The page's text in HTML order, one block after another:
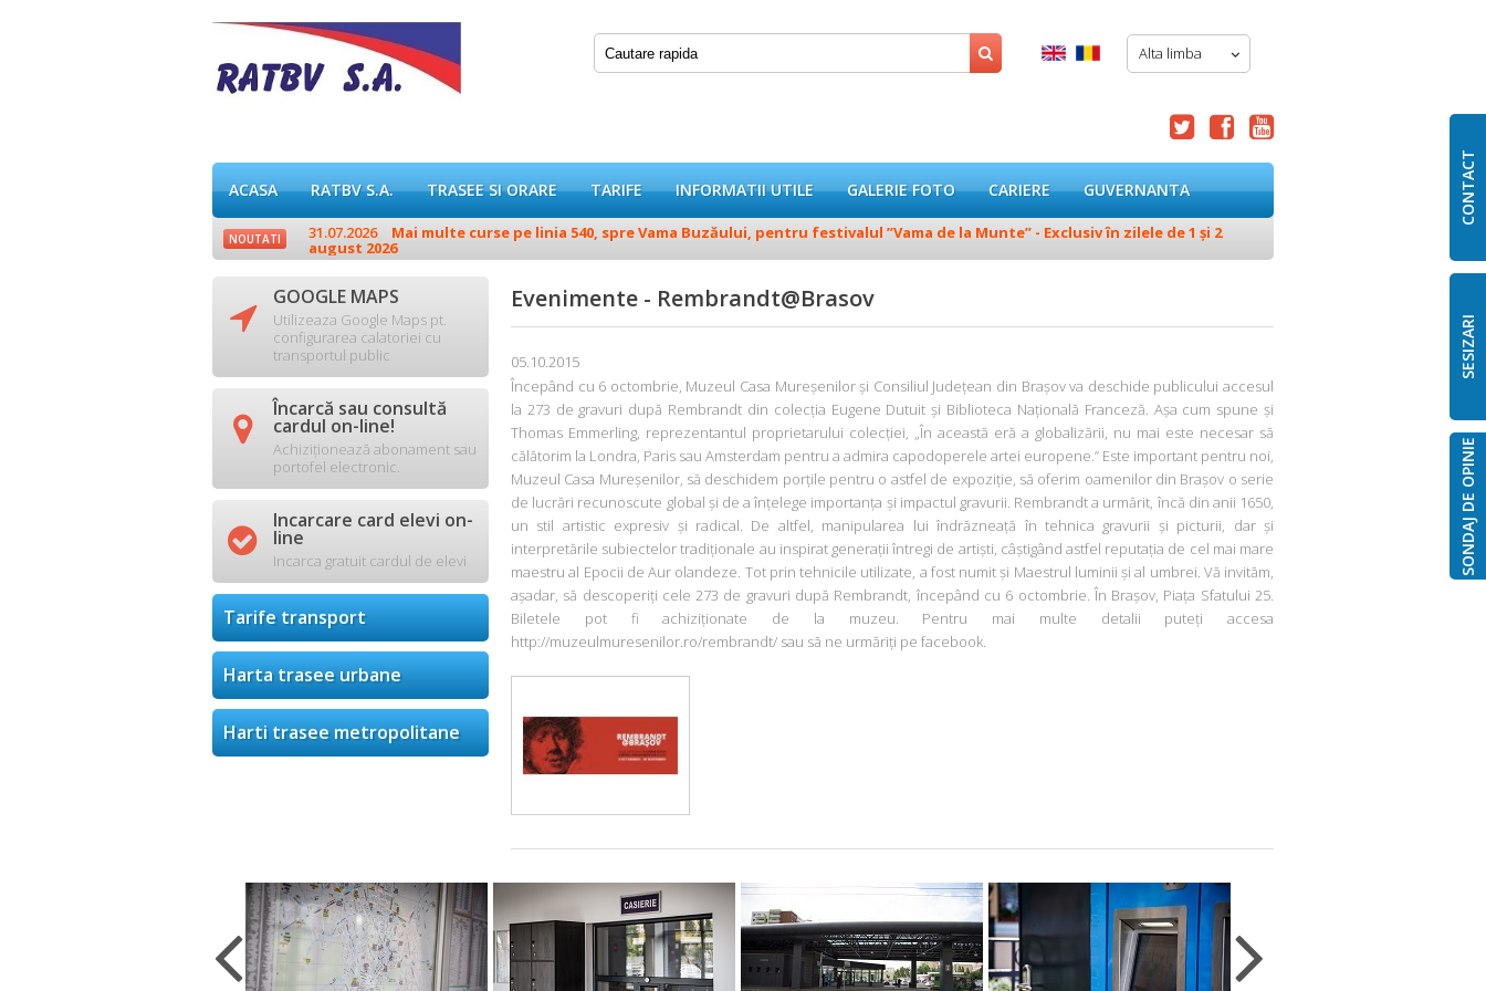
CONTACT
SESIZARI
SONDAJ DE OPINIE
 Alta limba
  
ACASA RATBV S.A. TRASEE SI ORARE TARIFE INFORMATII UTILE GALERIE FOTO CARIERE GUVERNANTA
NOUTATI 31.07.2026 Mai multe curse pe linia 540, spre Vama Buzăului, pentru festivalul ”Vama de la Munte” - Exclusiv în zilele de 1 și 2
august 2026
 GOOGLE MAPS
Utilizeaza Google Maps pt.
configurarea calatoriei cu
transportul public
 Încarcă sau consultă
cardul on-line!
Achiziționează abonament sau
portofel electronic.
 Incarcare card elevi on-
line
Incarca gratuit cardul de elevi
Tarife transport
Harta trasee urbane
Harti trasee metropolitane
Evenimente - Rembrandt@Brasov
05.10.2015
Începând cu 6 octombrie, Muzeul Casa Mureșenilor și Consiliul Județean din Brașov va deschide publicului accesul
la 273 de gravuri după Rembrandt din colecția Eugene Dutuit și Biblioteca Națională Franceză. Așa cum spune și
Thomas Emmerling, reprezentantul proprietarului colecției, „În această eră a globalizării, nu mai este necesar să
călătorim la Londra, Paris sau Amsterdam pentru a admira capodoperele artei europene.” Este important pentru noi,
Muzeul Casa Mureșenilor, să deschidem porțile pentru o astfel de expoziție, să oferim oamenilor din Brașov o serie
de lucrări recunoscute global și de a înțelege importanța și impactul gravurii. Rembrandt a urmărit, încă din anii 1650,
un stil artistic expresiv și radical. De altfel, manipularea lui îndrăzneață în tehnica gravurii și picturii, dar și
interpretările subiectelor tradiționale au inspirat generații întregi de artiști, câștigând astfel reputația de cel mai mare
maestru al Epocii de Aur olandeze. Tot prin tehnicile utilizate, a fost numit și Maestrul luminii și al umbrei. Vă invităm,
așadar, să descoperiți cele 273 de gravuri după Rembrandt, începând cu 6 octombrie. În Brașov, Piața Sfatului 25.
Biletele pot fi achiziționate de la muzeu. Pentru mai multe detalii puteți accesa
http://muzeulmuresenilor.ro/rembrandt/ sau să ne urmăriți pe facebook.